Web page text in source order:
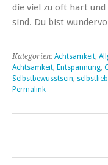
die viel zu oft hart
sind. Du bist
Kategorien: Achtsamkeit,
Achtsamkeit, Entspannung,
Selbstbewusstsein,
Permalink